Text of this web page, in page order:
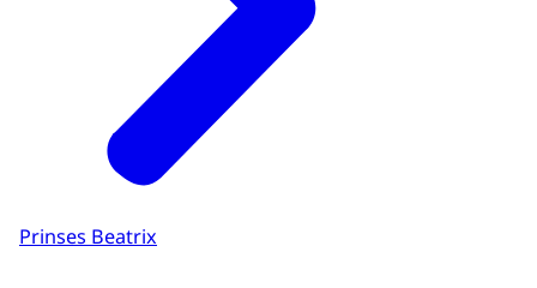
Prinses Beatrix